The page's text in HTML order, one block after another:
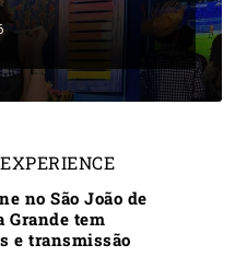
no São João de
Grande tem
e transmissão